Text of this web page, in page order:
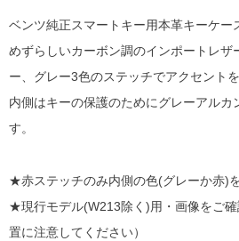
ベンツ純正スマートキー用本革キーケー
めずらしいカーボン調のインポートレザ
ー、グレー3色のステッチでアクセントを
内側はキーの保護のためにグレーアルカ
す。
★赤ステッチのみ内側の色(グレーか赤)
★現行モデル(W213除く)用・画像をご
置に注意してください）